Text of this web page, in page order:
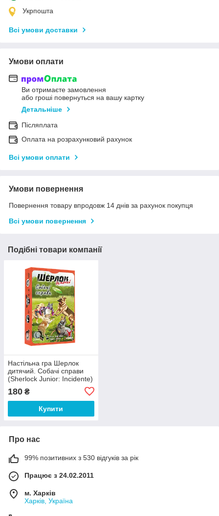
Укрпошта
Всі умови доставки
Умови оплати
Ви отримаєте замовлення
або гроші повернуться на вашу картку
Детальніше
Післяплата
Оплата на розрахунковий рахунок
Всі умови оплати
Умови повернення
Повернення товару впродовж 14 днів за рахунок покупця
Всі умови повернення
Подібні товари компанії
Настільна гра Шерлок
дитячий. Собачі справи
(Sherlock Junior: Incidente)
180 ₴
Купити
Про нас
99% позитивних з 530 відгуків за рік
Працює з 24.02.2011
м. Харків
Харків, Україна